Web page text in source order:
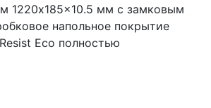
1220x185x10.5 мм с замковым
напольное покрытие
Eco полностью